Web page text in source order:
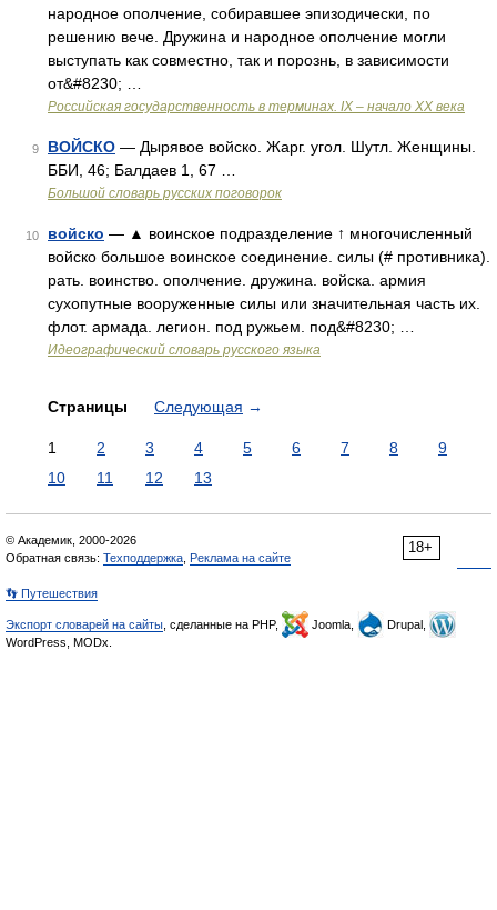
народное ополчение, собиравшее эпизодически, по
решению вече. Дружина и народное ополчение могли
выступать как совместно, так и порознь, в зависимости
от&#8230; …
Российская государственность в терминах. IX – начало XX века
9 ВОЙСКО — Дырявое войско. Жарг. угол. Шутл. Женщины.
ББИ, 46; Балдаев 1, 67 …
Большой словарь русских поговорок
10 войско — ▲ воинское подразделение ↑ многочисленный
войско большое воинское соединение. силы (# противника).
рать. воинство. ополчение. дружина. войска. армия
сухопутные вооруженные силы или значительная часть их.
флот. армада. легион. под ружьем. под&#8230; …
Идеографический словарь русского языка
Страницы Следующая →
1 2 3 4 5 6 7 8
9
10
11 12 13
18+
© Академик, 2000-2026
Обратная связь: Техподдержка Реклама на сайте
👣 Путешествия
Экспорт словарей на сайты , сделанные на PHP, Joomla,
Drupal,
WordPress, MODx.